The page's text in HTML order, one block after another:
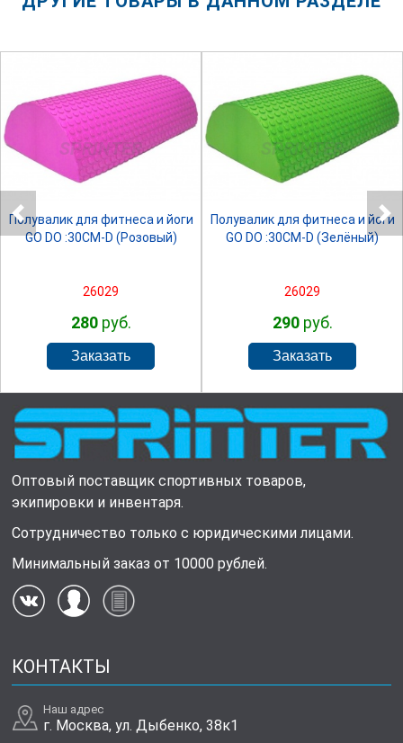
SPRINTER
Полувалик для фитнеса и йоги
GO DO :30СМ-D (Розовый)
26029
280руб.
SPRINTER
Полувалик для фитнеса и йоги
GO DO :30СМ-D (Зелёный)
26029
290руб.
Оптовый поставщик спортивных товаров,
экипировки и инвентаря.
Сотрудничество только с юридическими лицами.
Минимальный заказ от 10000 рублей.
КОНТАКТЫ
Наш адрес
г. Москва, ул. Дыбенко, 38к1